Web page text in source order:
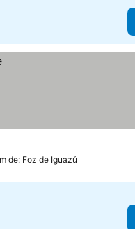
de: Foz de Iguazú